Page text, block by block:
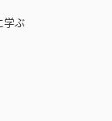
学ぶ